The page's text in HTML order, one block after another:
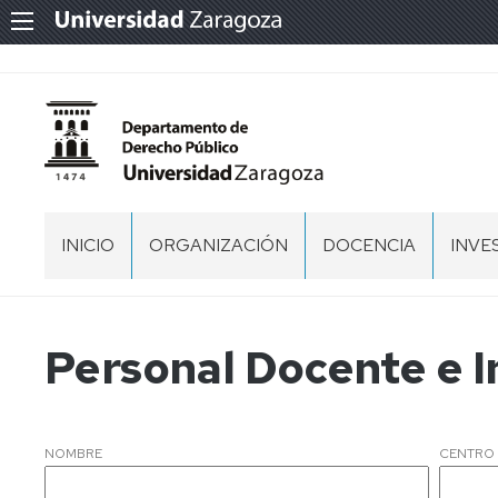
INICIO ORGANIZACIÓN
SALUDO
DIRECCIÓN
DOCENCIA
EN
DERECHO
DOCTORALES
Personal Docente e
NOMBRE CENTRO